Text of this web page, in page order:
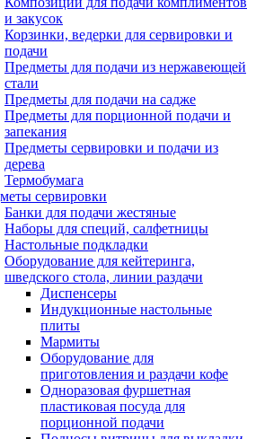
и закусок
Корзинки, ведерки для сервировки и
подачи
Предметы для подачи из нержавеющей
стали
Предметы для подачи на садже
Предметы для порционной подачи и
запекания
Предметы сервировки и подачи из
дерева
Термобумага
сервировки
Банки для подачи жестяные
Наборы для специй, салфетницы
Настольные подкладки
Оборудование для кейтеринга,
шведского стола, линии раздачи
Диспенсеры
Индукционные настольные
плиты
Мармиты
Оборудование для
приготовления и раздачи кофе
Одноразовая фуршетная
пластиковая посуда для
порционной подачи